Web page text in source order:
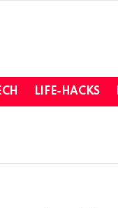
LIFE-HACKS